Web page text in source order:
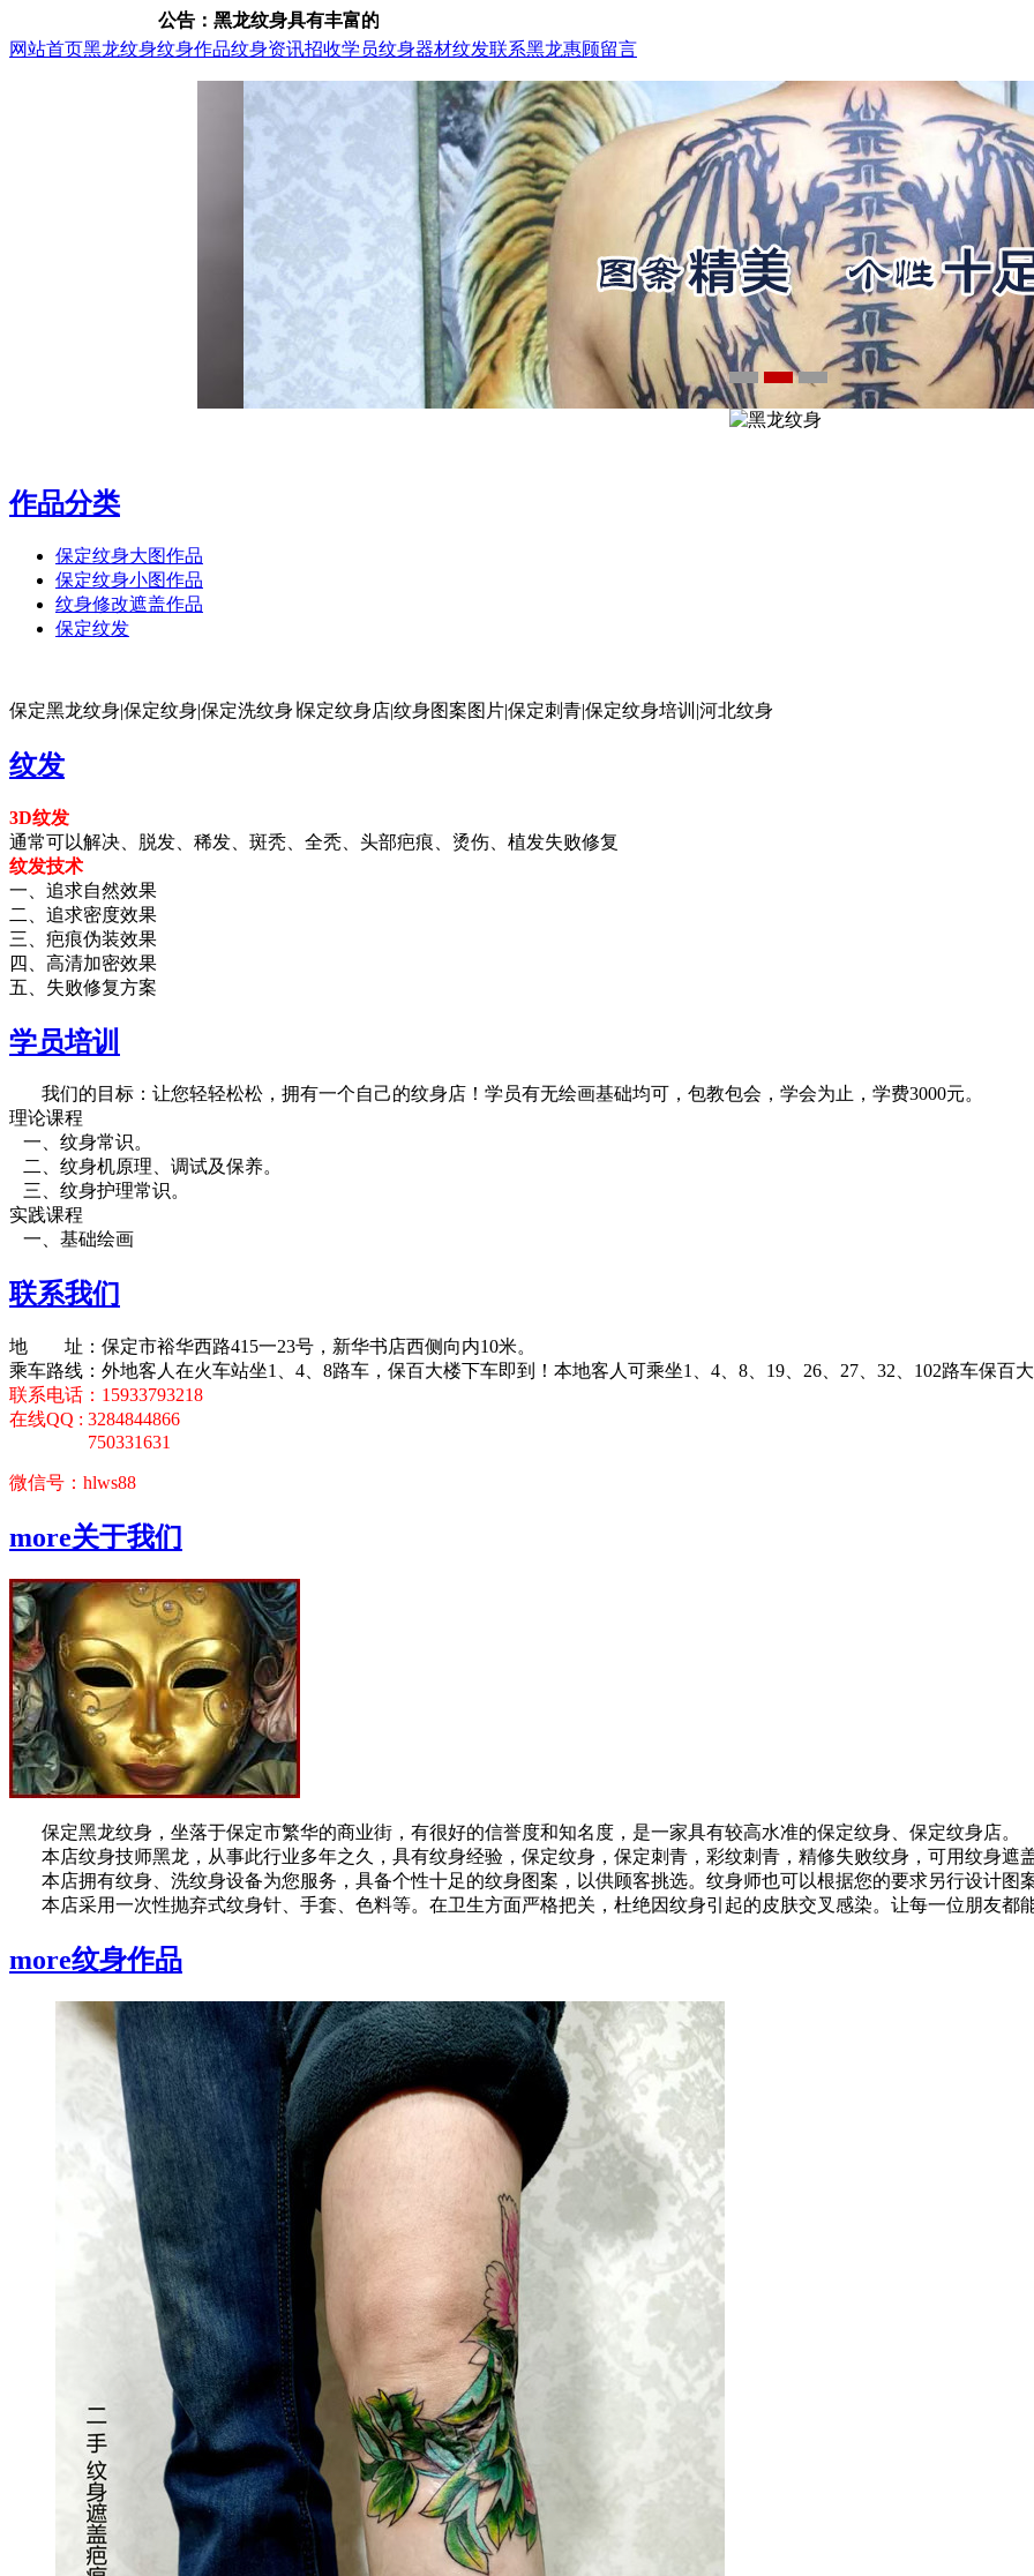
公告：黑龙纹身具有丰富的纹身、纹发经验，咨询电话：15933793218
网站首页黑龙纹身纹身作品纹身资讯招收学员纹身器材纹发联系黑龙惠顾留言
作品分类
保定纹身大图作品
保定纹身小图作品
纹身修改遮盖作品
保定纹发
保定黑龙纹身|保定纹身|保定洗纹身∣保定纹身店|纹身图案图片|保定刺青|保定纹身培训|河北纹身
纹发
3D纹发
通常可以解决、脱发、稀发、斑秃、全秃、头部疤痕、烫伤、植发失败修复
纹发技术
一、追求自然效果
二、追求密度效果
三、疤痕伪装效果
四、高清加密效果
五、失败修复方案
学员培训
我们的目标：让您轻轻松松，拥有一个自己的纹身店！学员有无绘画基础均可，包教包会，学会为止，学费3000元。
理论课程
一、纹身常识。
二、纹身机原理、调试及保养。
三、纹身护理常识。
实践课程
一、基础绘画
联系我们
地 址：保定市裕华西路415一23号，新华书店西侧向内10米。
乘车路线：外地客人在火车站坐1、4、8路车，保百大楼下车即到！本地客人可乘坐1、4、8、19、26、27、32、102路车保百
联系电话：15933793218
在线QQ : 3284844866
750331631
微信号：hlws88
more关于我们
保定黑龙纹身，坐落于保定市繁华的商业街，有很好的信誉度和知名度，是一家具有较高水准的保定纹身、保定纹身店。
本店纹身技师黑龙，从事此行业多年之久，具有纹身经验，保定纹身，保定刺青，彩纹刺青，精修失败纹身，可用纹身遮
本店拥有纹身、洗纹身设备为您服务，具备个性十足的纹身图案，以供顾客挑选。纹身师也可以根据您的要求另行设计图案
本店采用一次性抛弃式纹身针、手套、色料等。在卫生方面严格把关，杜绝因纹身引起的皮肤交叉感染。让每一位朋友都
more纹身作品